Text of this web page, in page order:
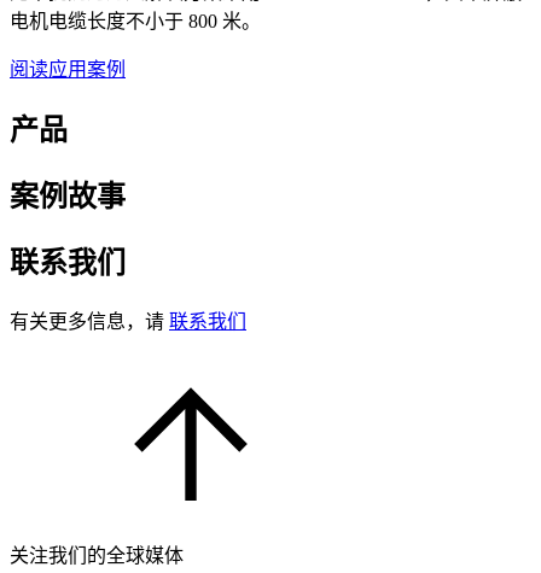
电机电缆长度不小于 800 米。
阅读应用案例
产品
案例故事
联系我们
有关更多信息，请 联系我们
关注我们的全球媒体